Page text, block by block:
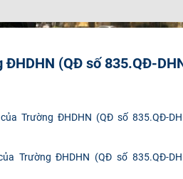
(QĐ số 835.QĐ-
Trường ĐHDHN (QĐ số 835.QĐ-